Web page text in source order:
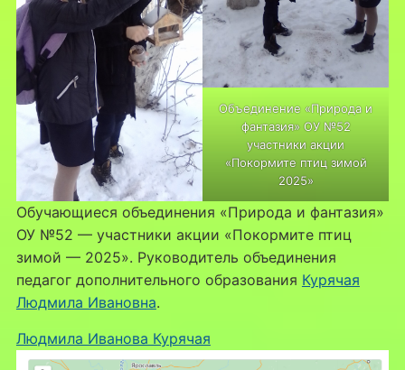
Объединение «Природа и
фантазия» ОУ №52
участники акции
«Покормите птиц зимой
2025»
Обучающиеся объединения «Природа и фантазия»
ОУ №52 — участники акции «Покормите птиц
зимой — 2025». Руководитель объединения
педагог дополнительного образования Курячая
Людмила Ивановна.
Людмила Иванова Курячая